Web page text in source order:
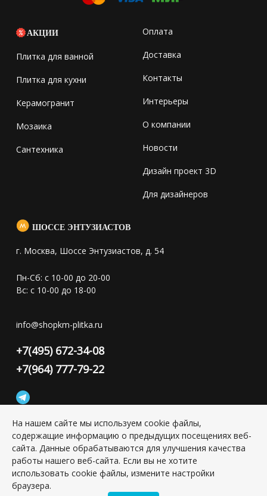
АКЦИИ
Плитка для ванной
Плитка для кухни
Керамогранит
Мозаика
Сантехника
Оплата
Доставка
Контакты
Интерьеры
О компании
Новости
Дизайн проект 3D
Для дизайнеров
ШОССЕ ЭНТУЗИАСТОВ
г. Москва, Шоссе Энтузиастов, д. 54
Пн-Сб: с 10-00 до 20-00
Вс: с 10-00 до 18-00
info@shopkm-plitka.ru
+7(495) 672-34-08
+7(964) 777-79-22
Конфиденциальность персональной информации
Copyright © 2026 ИП Григорьян Юлия Сергеевна, ИНН:
501703338416
На нашем сайте мы используем cookie файлы,
содержащие информацию о предыдущих посещениях веб-
сайта. Данные обрабатываются для улучшения качества
работы нашего веб-сайта. Если вы не хотите
использовать cookie файлы, измените настройки
браузера.